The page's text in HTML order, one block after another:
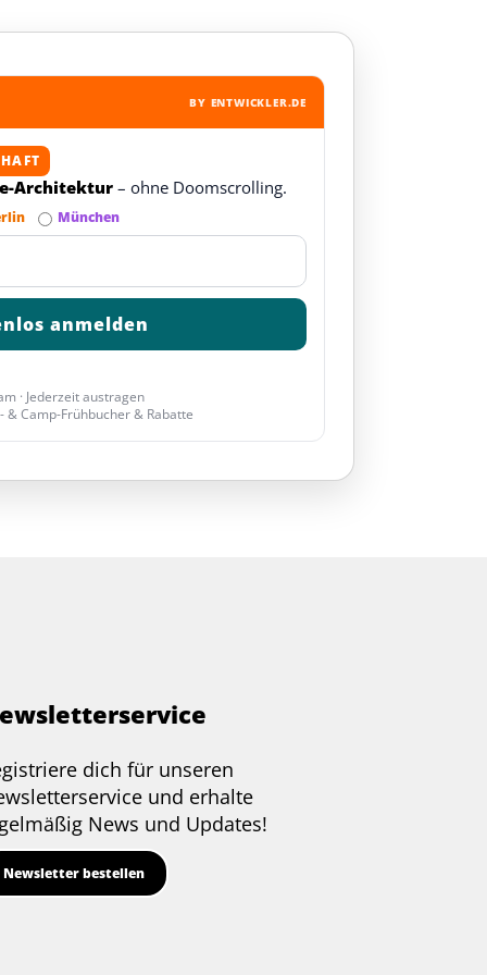
BY ENTWICKLER.DE
Architektur – ohne Doomscrolling.
München
· Jederzeit austragen
& Camp-Frühbucher & Rabatte
dich für unseren
und erhalte
News und Updates!
Newsletter bestellen